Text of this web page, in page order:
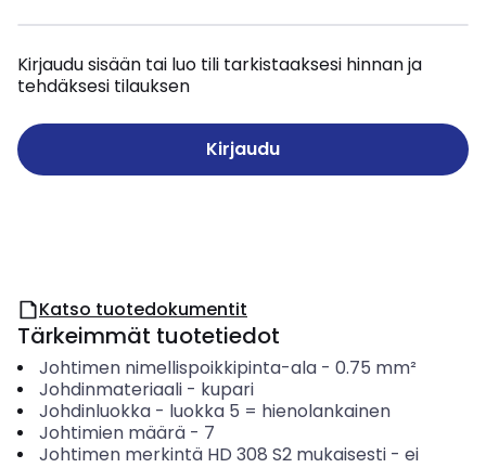
Kirjaudu sisään tai luo tili tarkistaaksesi hinnan ja
tehdäksesi tilauksen
Kirjaudu
Katso tuotedokumentit
Tärkeimmät tuotetiedot
Johtimen nimellispoikkipinta-ala- 0.75 mm²
Johdinmateriaali- kupari
Johdinluokka- luokka 5 = hienolankainen
Johtimien määrä- 7
Johtimen merkintä HD 308 S2 mukaisesti- ei